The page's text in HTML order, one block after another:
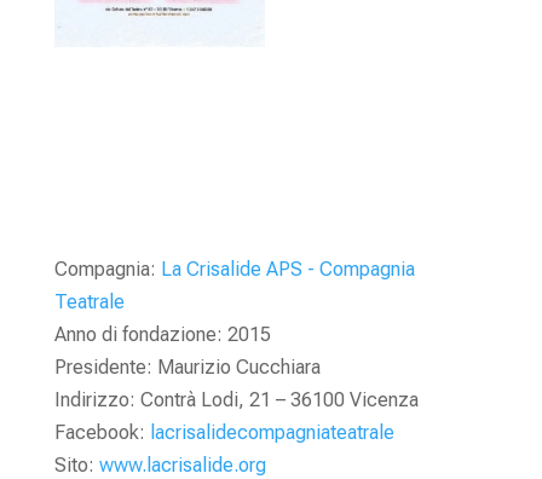
Compagnia: La Crisalide APS - Compagnia
Teatrale
Anno di fondazione: 2015
Presidente: Maurizio Cucchiara
Indirizzo: Contrà Lodi, 21 – 36100 Vicenza
Facebook: lacrisalidecompagniateatrale
Sito: www.lacrisalide.org